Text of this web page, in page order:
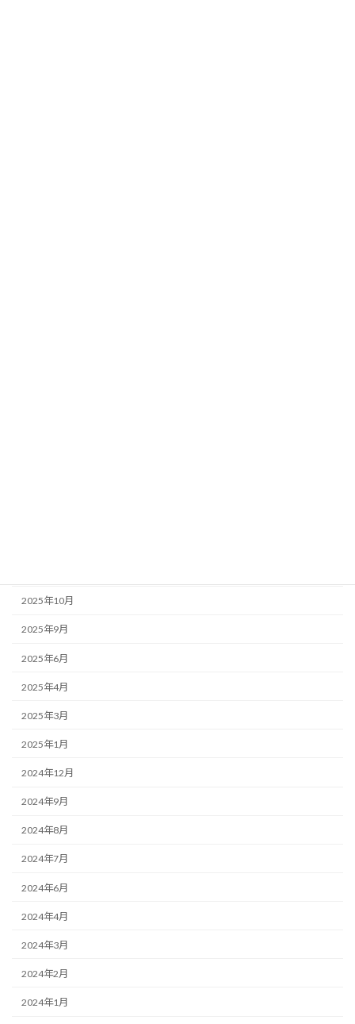
2025年10月
2025年9月
2025年6月
2025年4月
2025年3月
2025年1月
2024年12月
2024年9月
2024年8月
2024年7月
2024年6月
2024年4月
2024年3月
2024年2月
2024年1月